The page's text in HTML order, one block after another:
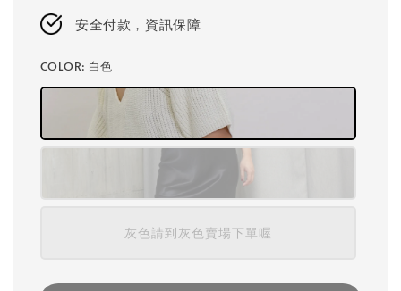
安全付款，資訊保障
COLOR: 白色
灰色請到灰色賣場下單喔